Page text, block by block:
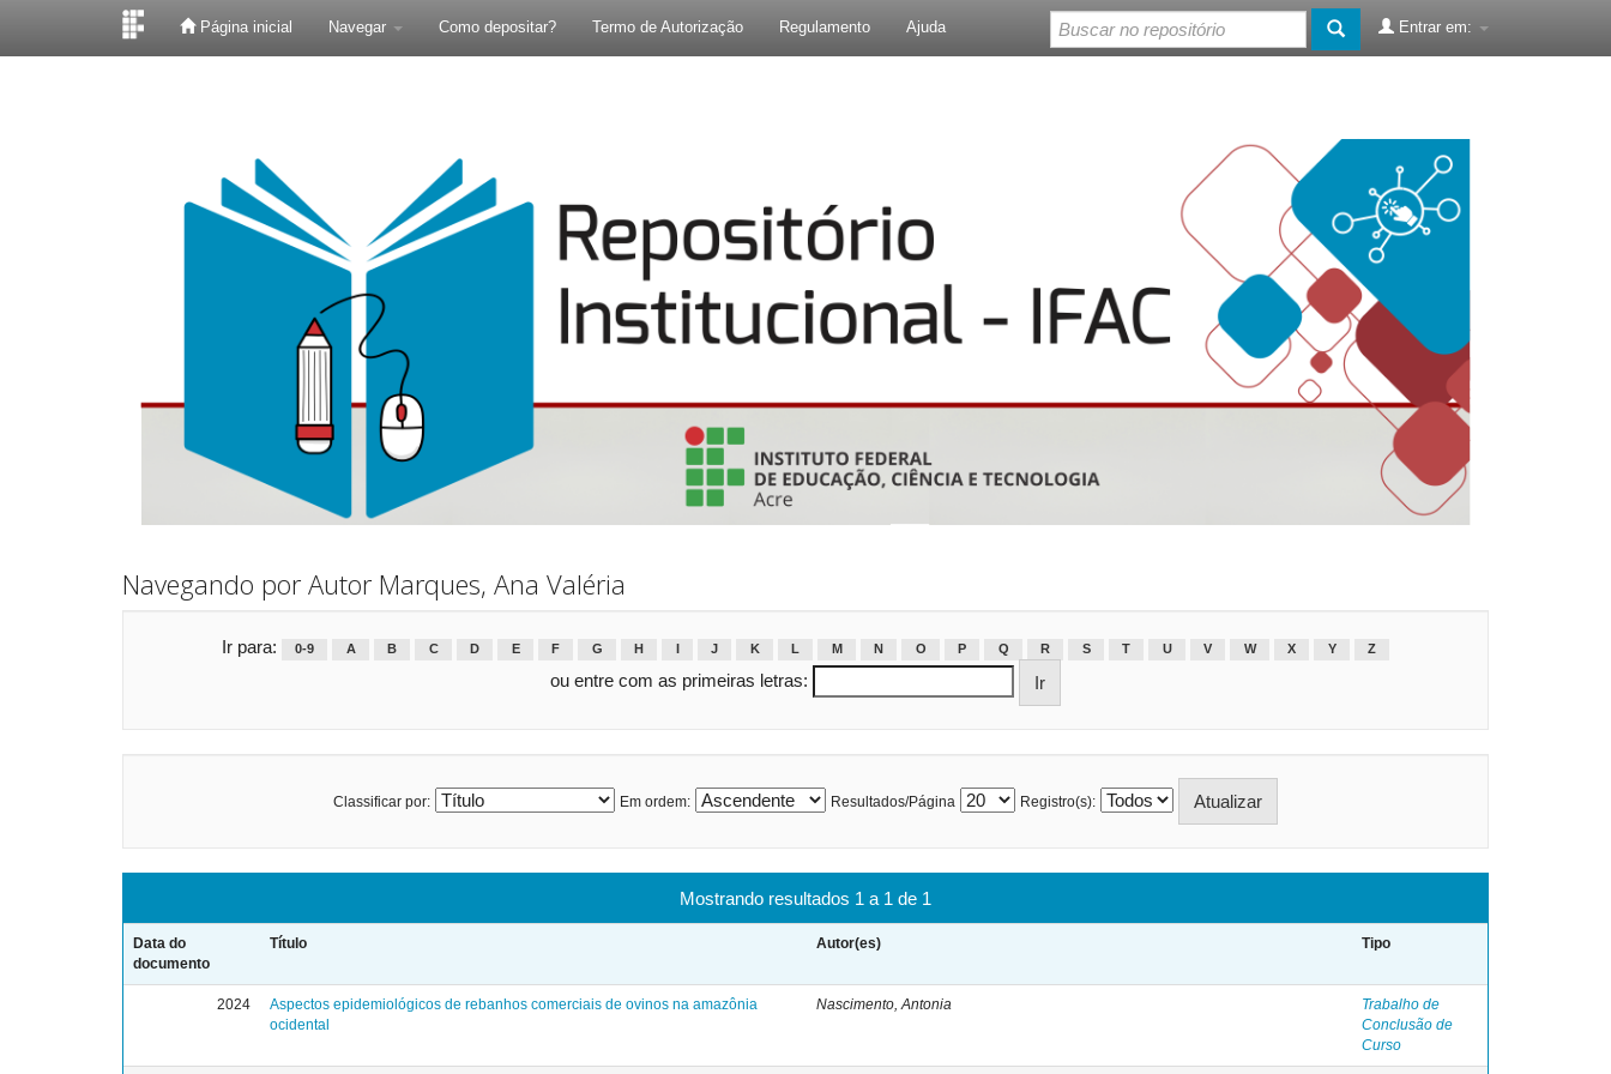
Página inicial Navegar Como depositar? Termo de Autorização Regulamento Ajuda Entrar em:
Navegando por Autor Marques, Ana Valéria
Ir para: 0-9 A B C D E F G H J K L M N O P Q R S T U V W X Y Z
ou entre com as primeiras letras:
Classificar por: Em ordem: Resultados/Página Registro(s):
Mostrando resultados 1 a 1 de 1
Data do
documento
Título Autor(es) Tipo
2024
Aspectos epidemiológicos de rebanhos comerciais de ovinos na amazônia
ocidental
Nascimento, Antonia
Trabalho de
Conclusão de
Curso